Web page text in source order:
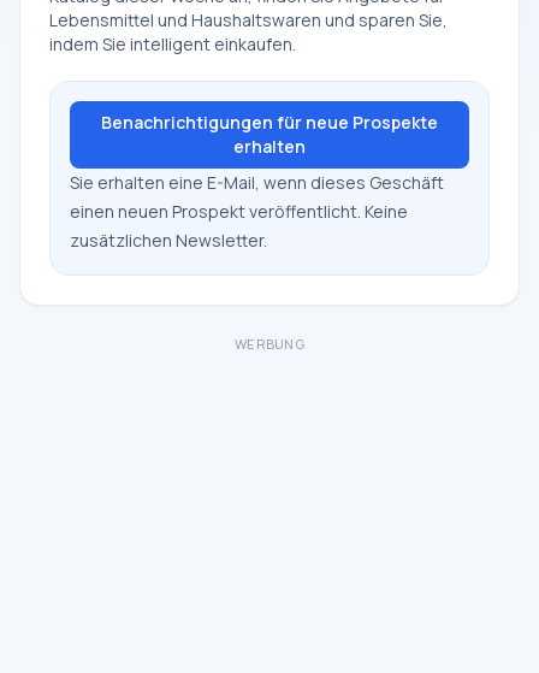
Lebensmittel und Haushaltswaren und sparen Sie,
indem Sie intelligent einkaufen.
Benachrichtigungen für neue Prospekte
erhalten
Sie erhalten eine E-Mail, wenn dieses Geschäft
einen neuen Prospekt veröffentlicht. Keine
zusätzlichen Newsletter.
WERBUNG